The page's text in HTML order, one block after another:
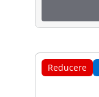
Reducere